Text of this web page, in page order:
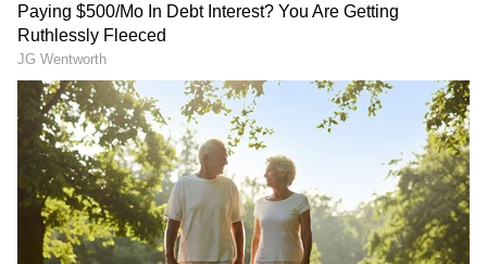
తప్పు వల్లే
Indian Railway: రైలులో సీట్లు బ్లూ కలర్ లోనే
ఎందుకు ఉంటాయో తెలుసా? దీని వెనక రీజన్ ఇదే
3
5